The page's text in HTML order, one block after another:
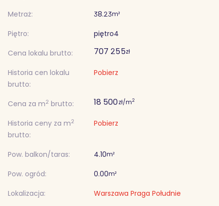
Metraż:
38.23m²
Piętro: piętro4
Cena lokalu brutto:
707 255zł
Historia cen lokalu
brutto:
Pobierz
Cena za m2 brutto: 18 500zł/m2
Historia ceny za m2
brutto:
Pobierz
Pow. balkon/taras: 4.10m²
Pow. ogród: 0.00m²
Lokalizacja:
Warszawa Praga Południe